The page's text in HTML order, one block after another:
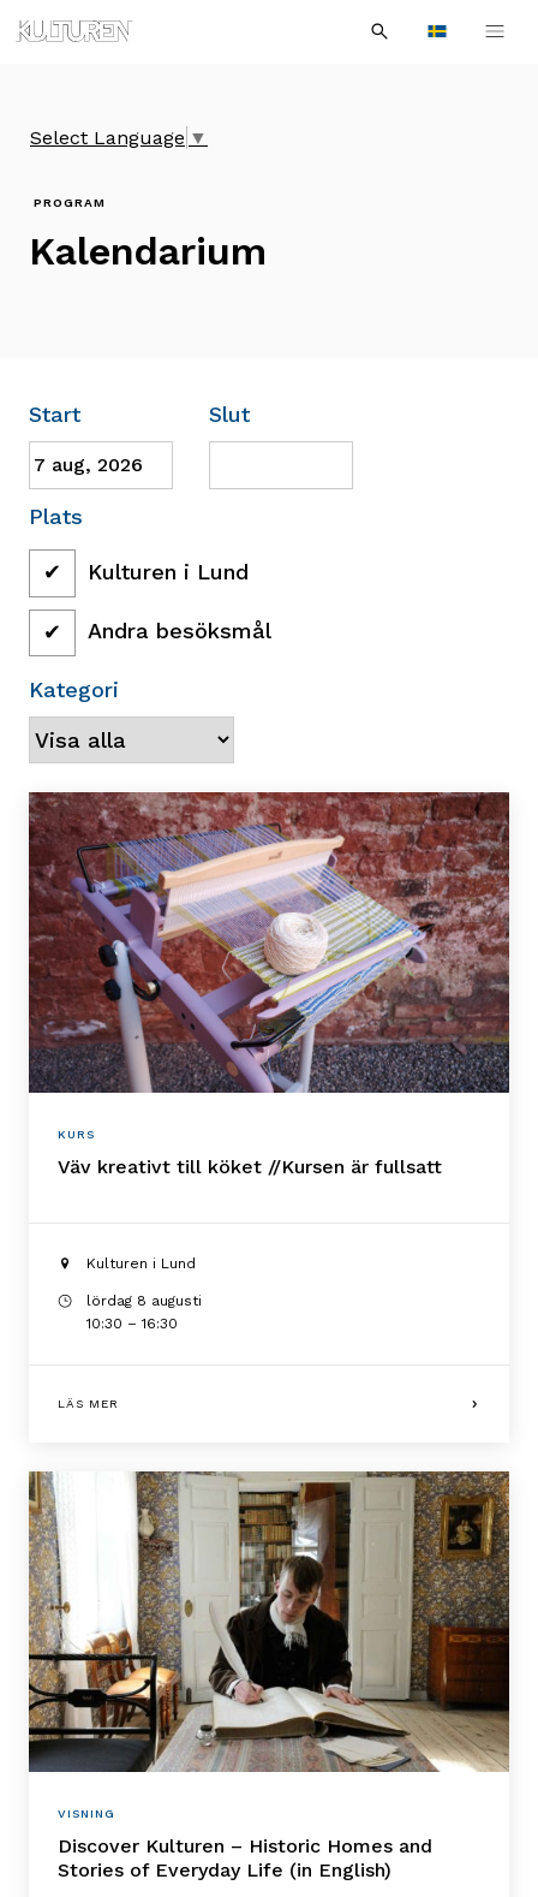
navigationen
innehållet
Languages
efter:
Sök
Select Language ▼
PROGRAM
Kalendarium
Filtrera
Kalendarium
Start Slut
Plats
Kulturen i Lund
Andra besöksmål
Kategori
Kalendarium">
KURS
Väv kreativt till köket //Kursen är fullsatt
Kulturen i Lund
lördag 8 augusti
10:30 – 16:30
LÄS MER
VISNING
Discover Kulturen – Historic Homes and
Stories of Everyday Life (in English)